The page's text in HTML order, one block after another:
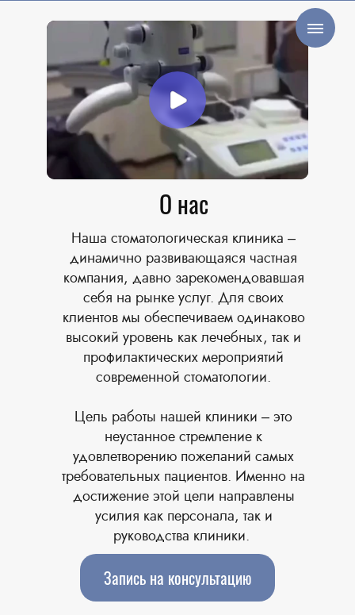
О нас
Наша стоматологическая клиника –
динамично развивающаяся частная
компания, давно зарекомендовавшая
себя на рынке услуг. Для своих
клиентов мы обеспечиваем одинаково
высокий уровень как лечебных, так и
профилактических мероприятий
современной стоматологии.
Цель работы нашей клиники – это
неустанное стремление к
удовлетворению пожеланий самых
требовательных пациентов. Именно на
достижение этой цели направлены
усилия как персонала, так и
руководства клиники. ​
Запись на консультацию